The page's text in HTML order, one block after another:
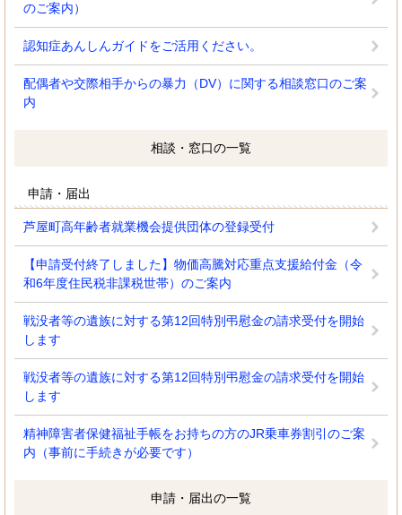
のご案内）
認知症あんしんガイドをご活用ください。
配偶者や交際相手からの暴力（DV）に関する相談窓口のご案
内
相談・窓口の一覧
申請・届出
芦屋町高年齢者就業機会提供団体の登録受付
【申請受付終了しました】物価高騰対応重点支援給付金（令
和6年度住民税非課税世帯）のご案内
戦没者等の遺族に対する第12回特別弔慰金の請求受付を開始
します
戦没者等の遺族に対する第12回特別弔慰金の請求受付を開始
します
精神障害者保健福祉手帳をお持ちの方のJR乗車券割引のご案
内（事前に手続きが必要です）
申請・届出の一覧